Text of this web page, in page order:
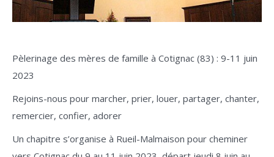
Pèlerinage des mères de famille à Cotignac (83) : 9-11 juin
2023
Rejoins-nous pour marcher, prier, louer, partager, chanter,
remercier, confier, adorer
Un chapitre s’organise à Rueil-Malmaison pour cheminer